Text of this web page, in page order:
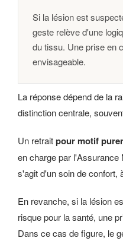
Si la lésion est
geste relève d'une
du tissu. Une prise en
envisageable.
La réponse dépend de la
distinction centrale,
Un retraitpour motif
en charge par l'Assurance
s'agit d'un soin de confort,
En revanche, si la lésion
risque pour la santé, une
Dans ce cas de figure, le